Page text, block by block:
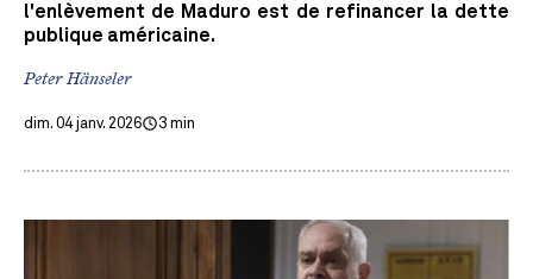
l'enlèvement de Maduro est de refinancer la dette
publique américaine.
Peter Hänseler
dim. 04 janv. 2026 3 min